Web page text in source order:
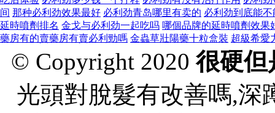
间 那种必利劲效果最好 必利劲青岛哪里有卖的 必利劲到底能不
延時噴劑排名 金戈与必利劲一起吃吗 哪個品牌的延時噴劑效果
藥房有的賣藥房有賣必利勁嗎 金蟲草壯陽藥十粒盒裝 超級希愛
© Copyright 2020很硬但
光頭對脫髮有改善嗎,深